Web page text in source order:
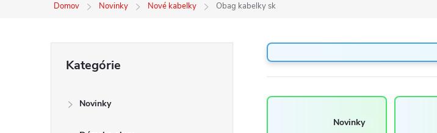
Domov Novinky Nové kabelky Obag kabelky sk
kategórie
Kategórie
Novinky
Novinky